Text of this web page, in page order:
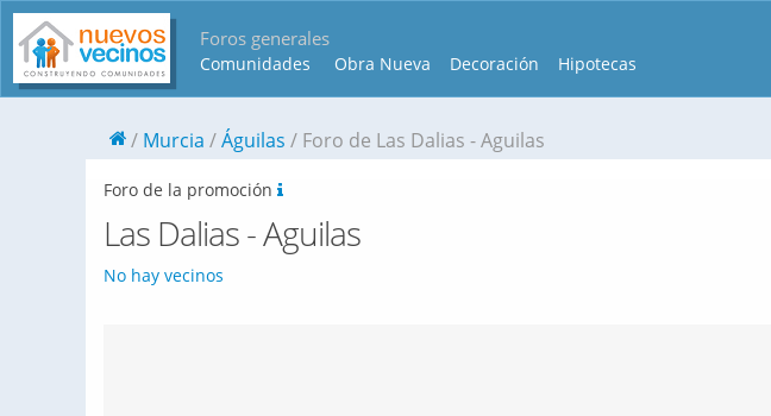
Foros generales
Comunidades Obra Nueva Decoración Hipotecas
Murcia Águilas Foro de Las Dalias - Aguilas
Foro de la promoción
Las Dalias - Aguilas
No hay vecinos